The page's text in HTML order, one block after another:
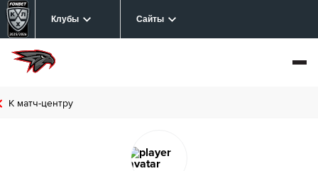
Клубы Сайты
К матч-центру